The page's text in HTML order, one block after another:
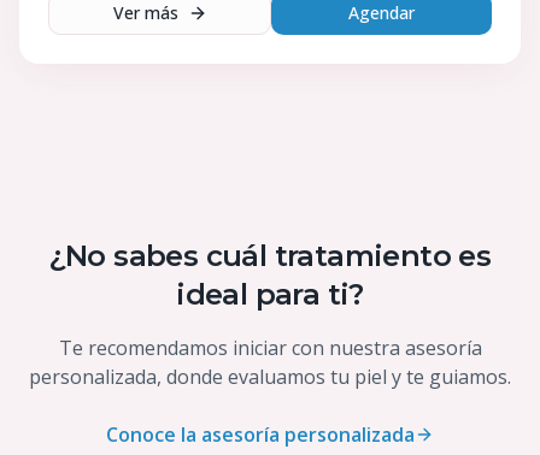
Ver más Agendar
¿No sabes cuál tratamiento es
ideal para ti?
Te recomendamos iniciar con nuestra asesoría
personalizada, donde evaluamos tu piel y te guiamos.
Conoce la asesoría personalizada